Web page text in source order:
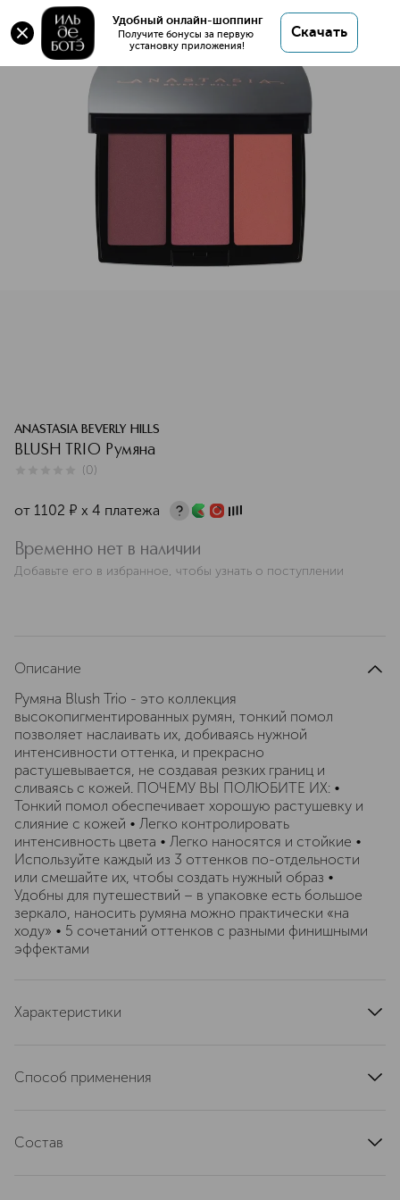
Удобный онлайн-шоппинг
Получите бонусы за первую
установку приложения!
Скачать
Оригинал 💯 BLUSH TRIO Румяна купить в
интернет магазине ИЛЬ ДЕ БОТЭ с доставкой.
BLUSH TRIO Румяна
Описание
Характеристики
ANASTASIA BEVERLY HILLS
BLUSH TRIO Румяна
(0)
от 1102 ¤ х 4 платежа
Временно нет в наличии
Добавьте его в избранное, чтобы узнать о поступлении
Описание
Румяна Blush Trio - это коллекция
высокопигментированных румян, тонкий помол
позволяет наслаивать их, добиваясь нужной
интенсивности оттенка, и прекрасно
растушевывается, не создавая резких границ и
сливаясь с кожей. ПОЧЕМУ ВЫ ПОЛЮБИТЕ ИХ: •
Тонкий помол обеспечивает хорошую растушевку и
слияние с кожей • Легко контролировать
интенсивность цвета • Легко наносятся и стойкие •
Используйте каждый из 3 оттенков по-отдельности
или смешайте их, чтобы создать нужный образ •
Удобны для путешествий – в упаковке есть большое
зеркало, наносить румяна можно практически «на
ходу» • 5 сочетаний оттенков с разными финишными
эффектами
Характеристики
артикул
Способ применения
самую высокую точку дуги. Используйте эти три точки
Состав